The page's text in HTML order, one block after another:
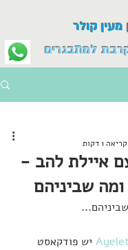
למתבגרים
מעין קולר
איילת להב -
שביניהם
1 דקות
יש פודקאסט